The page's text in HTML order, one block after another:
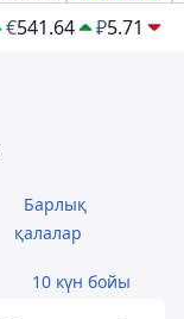
€541.64 ₽5.71
Барлық
қалалар
10 күн бойы